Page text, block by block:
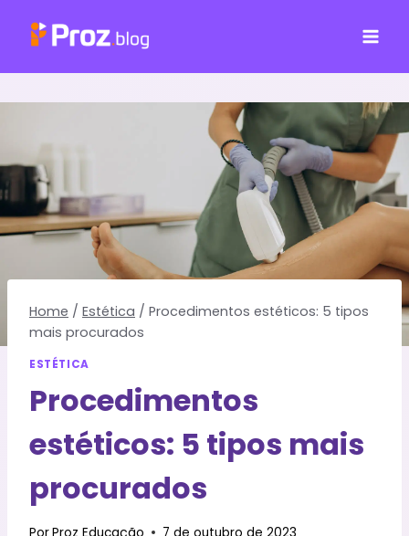
para
Home / Estética / Procedimentos estéticos: 5 tipos
mais procurados
ESTÉTICA
Procedimentos
estéticos: 5 tipos mais
procurados
PorProz Educação 7 de outubro de 2023